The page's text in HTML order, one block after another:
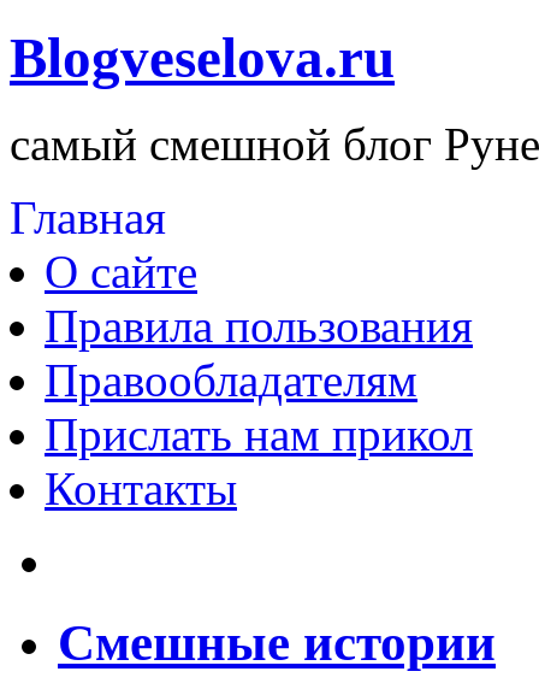
Blogveselova.ru
самый смешной блог
Главная
О сайте
Правила пользования
Правообладателям
Прислать нам прикол
Контакты
Смешные истории